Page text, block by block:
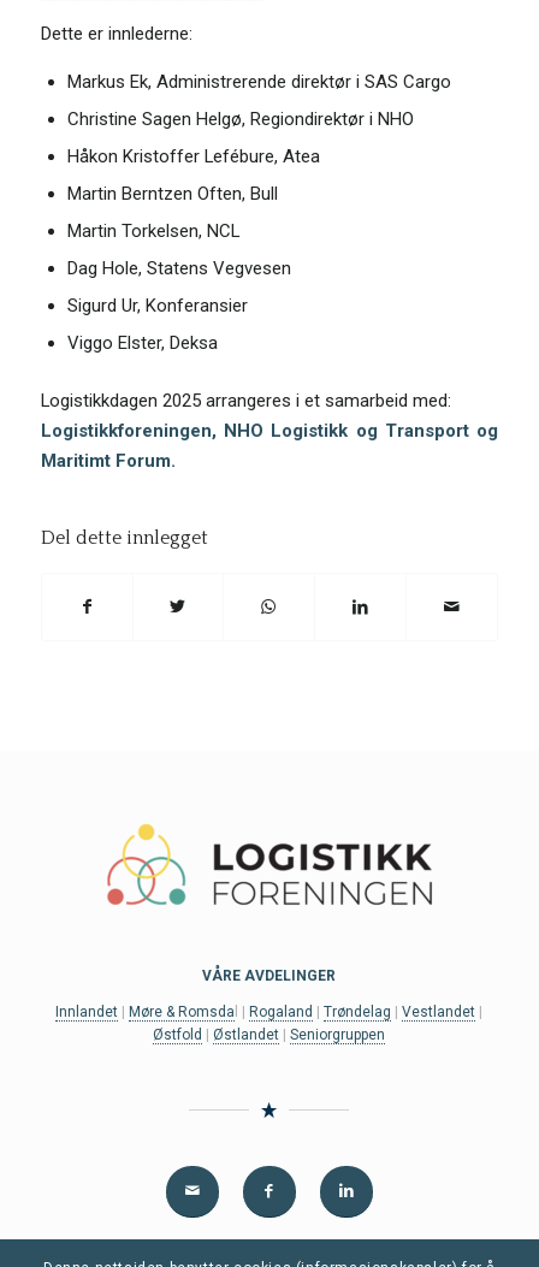
Dette er innlederne:
Markus Ek, Administrerende direktør i SAS Cargo
Christine Sagen Helgø, Regiondirektør i NHO
Håkon Kristoffer Lefébure, Atea
Martin Berntzen Often, Bull
Martin Torkelsen, NCL
Dag Hole, Statens Vegvesen
Sigurd Ur, Konferansier
Viggo Elster, Deksa
Logistikkdagen 2025 arrangeres i et samarbeid med:
Logistikkforeningen, NHO Logistikk og Transport og
Maritimt Forum.
Del dette innlegget
VÅRE AVDELINGER
Innlandet |Møre & Romsda l |Rogaland |Trøndelag |Vestlandet |
Østfold |Østlandet |Seniorgruppen